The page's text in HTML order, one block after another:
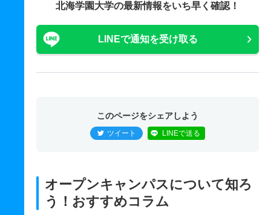
北海学園大学の最新情報をいち早く確認！
LINEで通知を受け取る
このページをシェアしよう
ツイート LINEで送る
オープンキャンパスについて知ろ
う！おすすめコラム